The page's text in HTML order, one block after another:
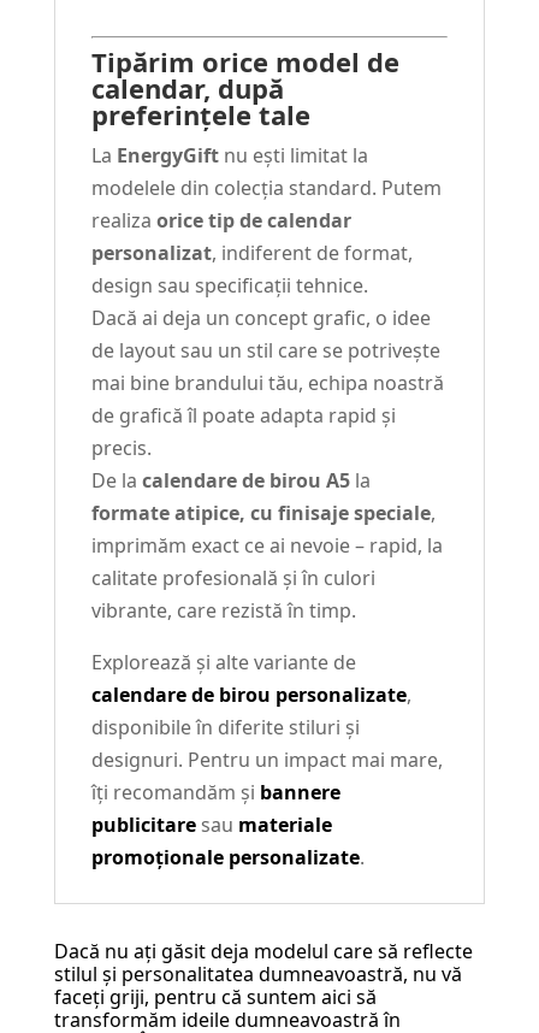
Tipărim orice model de
calendar, după
preferințele tale
La EnergyGiftnu ești limitat la
modelele din colecția standard. Putem
realiza orice tip de calendar
personalizat, indiferent de format,
design sau specificații tehnice.
Dacă ai deja un concept grafic, o idee
de layout sau un stil care se potrivește
mai bine brandului tău, echipa noastră
de grafică îl poate adapta rapid și
precis.
De la calendare de birou A5la
formate atipice, cu finisaje speciale,
imprimăm exact ce ai nevoie – rapid, la
calitate profesională și în culori
vibrante, care rezistă în timp.
Explorează și alte variante de
calendare de birou personalizate,
disponibile în diferite stiluri și
designuri. Pentru un impact mai mare,
îți recomandăm și bannere
publicitaresau materiale
promoționale personalizate.
Dacă nu ați găsit deja modelul care să reflecte
stilul și personalitatea dumneavoastră, nu vă
faceți griji, pentru că suntem aici să
transformăm ideile dumneavoastră în